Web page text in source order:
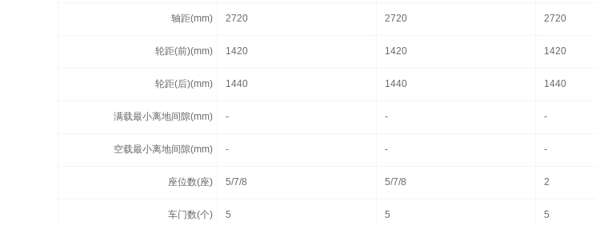
轴距(mm) 2720 2720 2720
轮距(前)(mm) 1420 1420 1420
轮距(后)(mm) 1440 1440 1440
满载最小离地间隙(mm) - - -
空载最小离地间隙(mm) - - -
座位数(座) 5/7/8 5/7/8 2
车门数(个) 5 5 5